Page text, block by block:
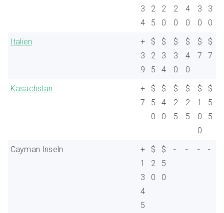
3
4
2
5
2
0
2
0
4
0
3
0
3
0
Italien
+
3
9
$
2
5
$
3
4
$
3
0
$
4
0
$
7
$
7
Kasachstan
+
7
$
5
0
$
4
0
$
2
5
$
2
5
$
1
0
0
$
5
5
Cayman Inseln
+
1
3
4
5
$
2
0
$
5
0
- - - -